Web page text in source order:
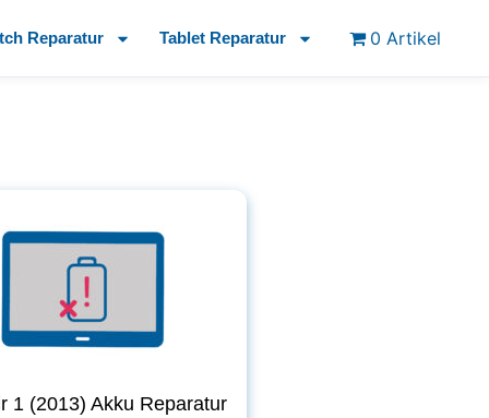
Reparatur Tablet Reparatur 0 Artikel
1 (2013) Akku Reparatur